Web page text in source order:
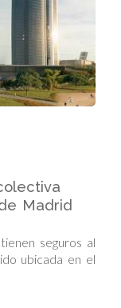
Madrid
seguros al
ubicada en el